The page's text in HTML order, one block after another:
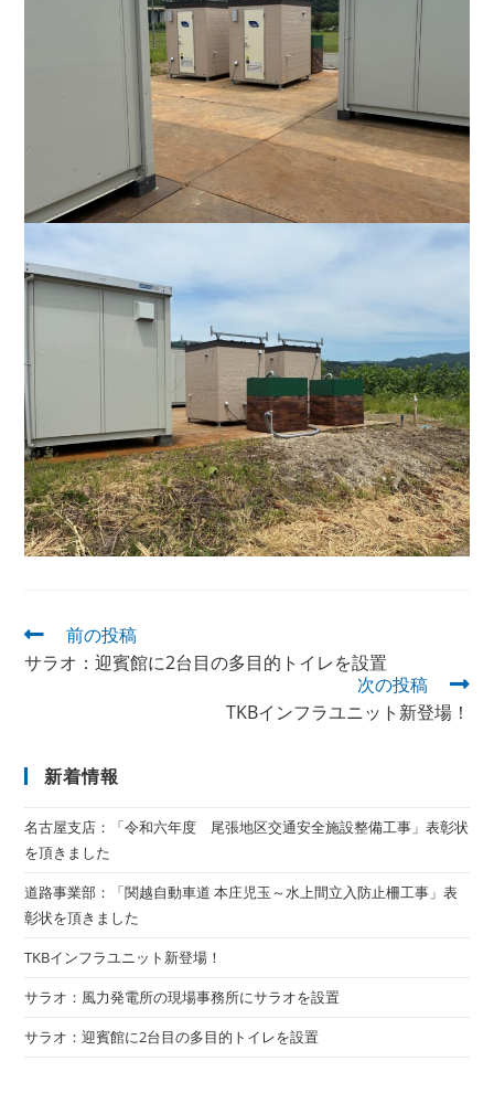
前の投稿
サラオ：迎賓館に2台目の多目的トイレを設置
次の投稿
TKBインフラユニット新登場！
新着情報
名古屋支店：「令和六年度 尾張地区交通安全施設整備工事」表彰状
を頂きました
道路事業部：「関越自動車道 本庄児玉～水上間立入防止柵工事」表
彰状を頂きました
TKBインフラユニット新登場！
サラオ：風力発電所の現場事務所にサラオを設置
サラオ：迎賓館に2台目の多目的トイレを設置